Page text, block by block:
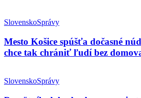
SlovenskoSprávy
Mesto Košice spúšťa dočasné
chce tak chrániť ľudí bez
SlovenskoSprávy